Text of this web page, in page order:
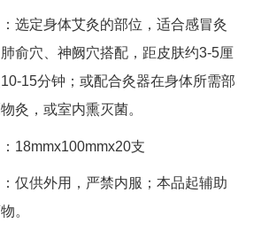
：选定身体艾灸的部位，适合感冒灸
俞穴、神阙穴搭配，距皮肤约3-5厘
15分钟；或配合灸器在身体所需部
灸，或室内熏灭菌。
：18mmx100mmx20支
：仅供外用，严禁内服；本品起辅助
。